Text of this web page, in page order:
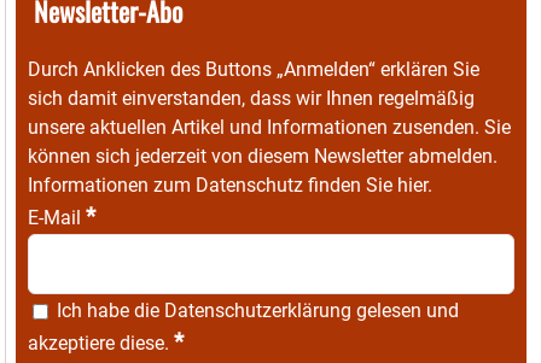
Newsletter-Abo
Durch Anklicken des Buttons „Anmelden“ erklären Sie
sich damit einverstanden, dass wir Ihnen regelmäßig
unsere aktuellen Artikel und Informationen zusenden. Sie
können sich jederzeit von diesem Newsletter abmelden.
Informationen zum Datenschutz finden Sie hier.
E-Mail *
Ich habe die Datenschutzerklärung gelesen und
akzeptiere diese. *